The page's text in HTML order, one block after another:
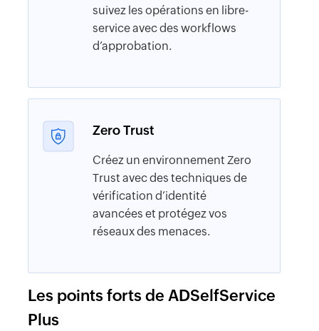
suivez les opérations en libre-
service avec des workflows
d’approbation.
Zero Trust
Créez un environnement Zero
Trust avec des techniques de
vérification d’identité
avancées et protégez vos
réseaux des menaces.
Les points forts de ADSelfService
Plus